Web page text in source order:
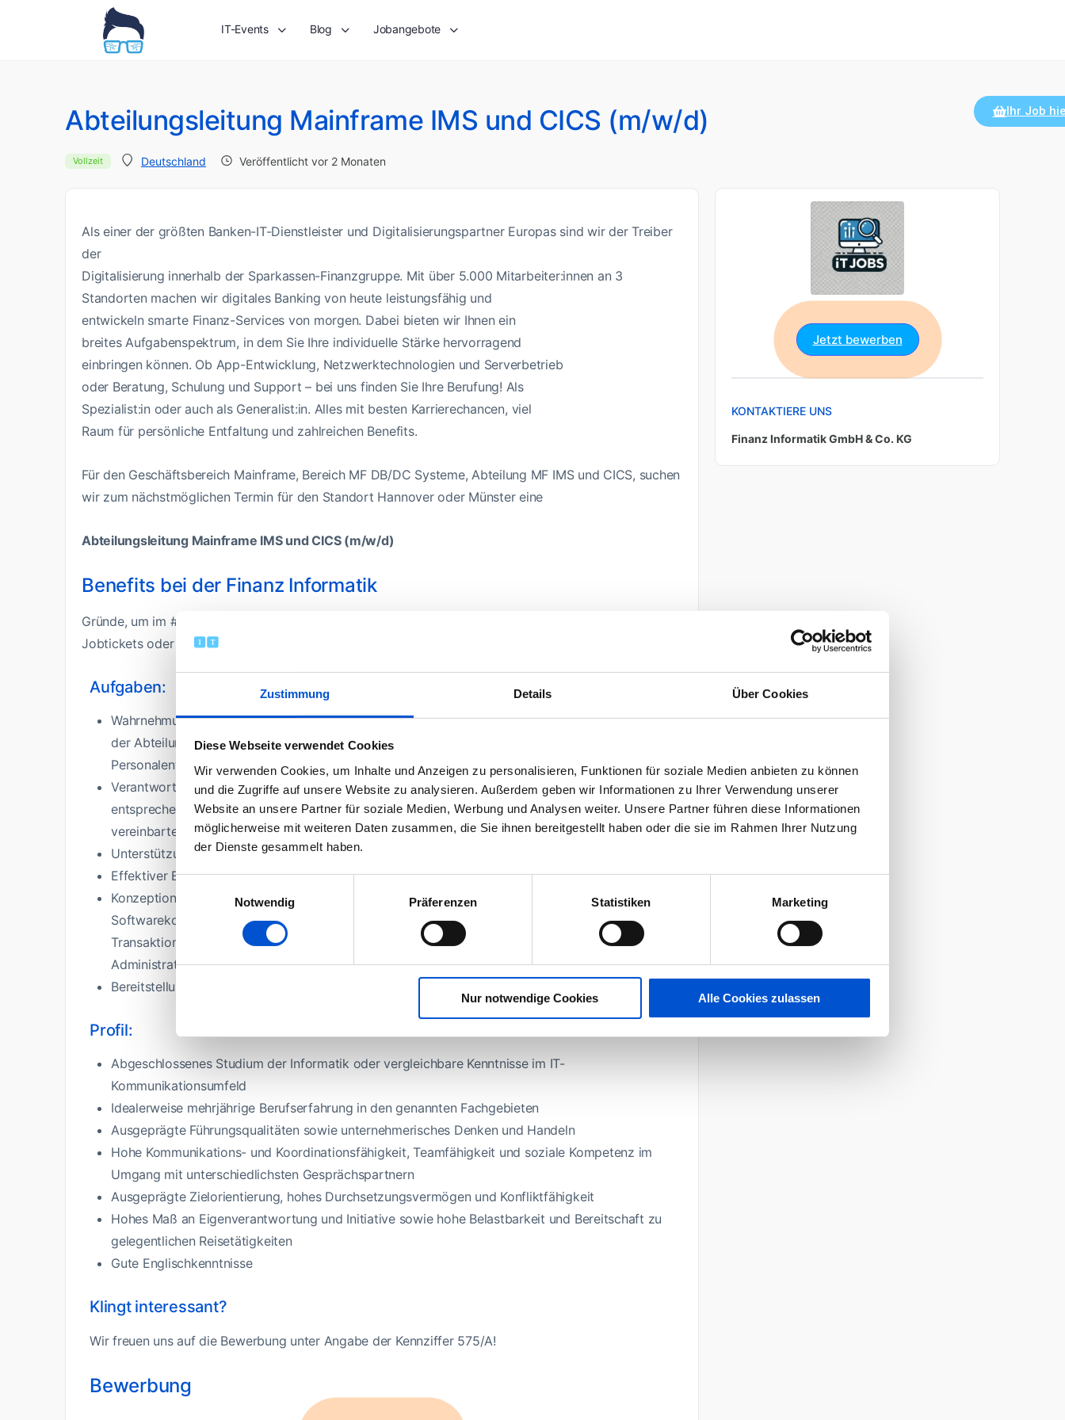
Zustimmung Details Über Cookies
Diese Webseite verwendet Cookies
Wir verwenden Cookies, um Inhalte und Anzeigen zu personalisieren, Funktionen für soziale Medien anbieten zu können
und die Zugriffe auf unsere Website zu analysieren. Außerdem geben wir Informationen zu Ihrer Verwendung unserer
Website an unsere Partner für soziale Medien, Werbung und Analysen weiter. Unsere Partner führen diese Informationen
möglicherweise mit weiteren Daten zusammen, die Sie ihnen bereitgestellt haben oder die sie im Rahmen Ihrer Nutzung
der Dienste gesammelt haben.
Einwilligungsauswahl
Notwendig
Präferenzen Statistiken Marketing
Nur notwendige Cookies Alle Cookies zulassen
IT-Events Blog Jobangebote
Abteilungsleitung Mainframe IMS und CICS (m/w/d)
Vollzeit Deutschland Veröffentlicht vor 2 Monaten
Ihr Job
Als einer der größten Banken-IT-Dienstleister und Digitalisierungspartner Europas sind wir der Treiber
der
Digitalisierung innerhalb der Sparkassen-Finanzgruppe. Mit über 5.000 Mitarbeiter:innen an 3
Standorten machen wir digitales Banking von heute leistungsfähig und
entwickeln smarte Finanz-Services von morgen. Dabei bieten wir Ihnen ein
breites Aufgabenspektrum, in dem Sie Ihre individuelle Stärke hervorragend
einbringen können. Ob App-Entwicklung, Netzwerktechnologien und Serverbetrieb
oder Beratung, Schulung und Support – bei uns finden Sie Ihre Berufung! Als
Spezialist:in oder auch als Generalist:in. Alles mit besten Karrierechancen, viel
Raum für persönliche Entfaltung und zahlreichen Benefits.
Für den Geschäftsbereich Mainframe, Bereich MF DB/DC Systeme, Abteilung MF IMS und CICS, suchen
wir zum nächstmöglichen Termin für den Standort Hannover oder Münster eine
Abteilungsleitung Mainframe IMS und CICS (m/w/d)
Benefits bei der Finanz Informatik
Gründe, um im #TeamFI zu arbeiten, gibt es viele – neben flexiblen Arbeitszeiten, vergünstigten
Jobtickets oder der Möglichkeit mobil zu arbeiten, gibt es noch einiges mehr.
Aufgaben:
Wahrnehmung von Führungsaufgaben im Rahmen der fachlichen und disziplinarischen Führung
der Abteilung (Mitarbeitergespräche, Zielvereinbarung und Zielcontrolling, Coaching,
Personalentwicklung)
Verantwortliche Durchführung der Aufgaben-, Ressourcen- und Budgetplanung für die Abteilung
entsprechend der Unternehmens-, Geschäftsbereichs- und Bereichsstrategie sowie der
vereinbarten Ziele
Unterstützung des Bereichsleiters in operativen und strategischen Aufgabenstellungen
Effektiver Einsatz und Steuerung der Mitarbeitenden der Abteilung
Konzeption, Planung, Installation, Konfiguration und störungsfreier Betrieb für
Softwarekomponenten auf der z-Plattform sowie Weiterentwicklung der Mainframe-
Transaktionsmonitore (aktuell IMS und CICS) und der verschiedenen Überwachungs- und
Administrationstools auf dem Mainframe
Bereitstellung, Pflege und Support der Performanceanalysetools auf der z/OS-Plattform
Profil:
Abgeschlossenes Studium der Informatik oder vergleichbare Kenntnisse im IT-
Kommunikationsumfeld
Idealerweise mehrjährige Berufserfahrung in den genannten Fachgebieten
Ausgeprägte Führungsqualitäten sowie unternehmerisches Denken und Handeln
Hohe Kommunikations- und Koordinationsfähigkeit, Teamfähigkeit und soziale Kompetenz im
Umgang mit unterschiedlichsten Gesprächspartnern
Ausgeprägte Zielorientierung, hohes Durchsetzungsvermögen und Konfliktfähigkeit
Hohes Maß an Eigenverantwortung und Initiative sowie hohe Belastbarkeit und Bereitschaft zu
gelegentlichen Reisetätigkeiten
Gute Englischkenntnisse
Klingt interessant?
Wir freuen uns auf die Bewerbung unter Angabe der Kennziffer 575/A!
Bewerbung
Jetzt bewerben
KONTAKTIERE UNS
Finanz Informatik GmbH & Co. KG